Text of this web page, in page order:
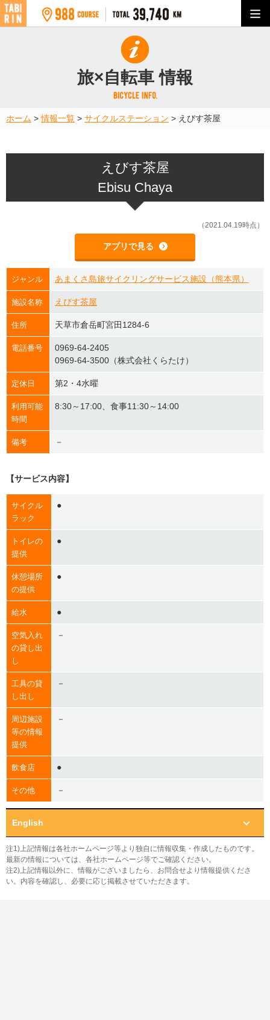
旅×自転車 情報
ホーム >情報一覧 > サイクルステーション > えびす茶屋
えびす茶屋
Ebisu Chaya
（2021.04.19時点）
アプリで見る
ジャンル あまくさ島旅サイクリングサービス施設（熊本県）
施設名称 えびす茶屋
住所 天草市倉岳町宮田1284-6
電話番号
0969-64-2405
0969-64-3500（株式会社くらたけ）
定休日 第2・4水曜
利用可能
時間
8:30～17:00、食事11:30～14:00
備考 －
【サービス内容】
サイクル
ラック
●
トイレの
提供
●
休憩場所
の提供
●
給水 ●
空気入れ
の貸し出
し
－
工具の貸
し出し
－
周辺施設
等の情報
提供
－
飲食店 ●
その他 －
English
注1)上記情報は各社ホームページ等より独自に情報収集・作成したものです。
最新の情報については、各社ホームページ等でご確認ください。
注2)上記情報以外に、情報がございましたら、お問合せより情報提供くださ
い。内容を確認し、必要に応じ掲載させていただきます。